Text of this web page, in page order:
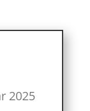
2025